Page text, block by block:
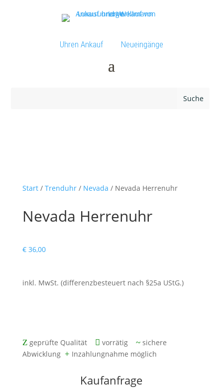
Uhren Ankauf Neueingänge
Start/ Trenduhr/ Nevada / Nevada Herrenuhr
Nevada Herrenuhr
€36,00
inkl. MwSt. (differenzbesteuert nach §25a UStG.)
Zgeprüfte Qualität  vorrätig ~sichere
Abwicklung + Inzahlungnahme möglich
Kaufanfrage